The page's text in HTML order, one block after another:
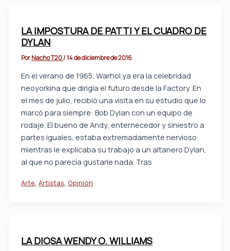
LA IMPOSTURA DE PATTI Y EL CUADRO DE
DYLAN
PorNacho T20/14 de diciembre de 2016
En el verano de 1965, Warhol ya era la celebridad
neoyorkina que dirigía el futuro desde la Factory. En
el mes de julio, recibió una visita en su estudio que lo
marcó para siempre: Bob Dylan con un equipo de
rodaje. El bueno de Andy, enternecedor y siniestro a
partes iguales, estaba extremadamente nervioso
mientras le explicaba su trabajo a un altanero Dylan,
al que no parecía gustarle nada. Tras
Arte,Artistas, Opinión
LA DIOSA WENDY O. WILLIAMS